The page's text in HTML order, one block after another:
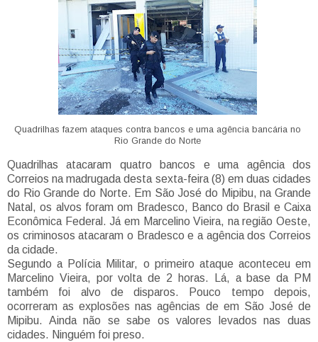
Quadrilhas fazem ataques contra bancos e uma agência bancária no
Rio Grande do Norte
Quadrilhas atacaram quatro bancos e uma agência dos
Correios na madrugada desta sexta-feira (8) em duas cidades
do Rio Grande do Norte. Em São José do Mipibu, na Grande
Natal, os alvos foram om Bradesco, Banco do Brasil e Caixa
Econômica Federal. Já em Marcelino Vieira, na região Oeste,
os criminosos atacaram o Bradesco e a agência dos Correios
da cidade.
Segundo a Polícia Militar, o primeiro ataque aconteceu em
Marcelino Vieira, por volta de 2 horas. Lá, a base da PM
também foi alvo de disparos. Pouco tempo depois,
ocorreram as explosões nas agências de em São José de
Mipibu. Ainda não se sabe os valores levados nas duas
cidades. Ninguém foi preso.